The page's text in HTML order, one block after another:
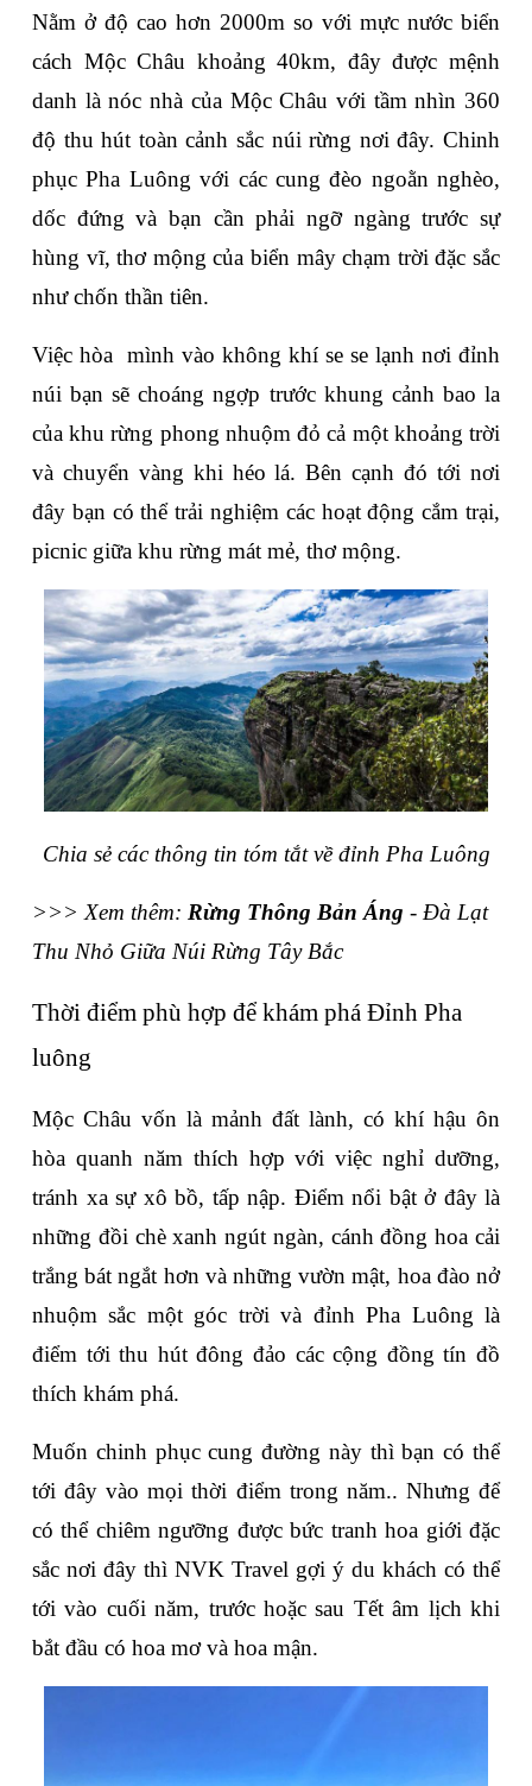
Nằm ở độ cao hơn 2000m so với mực nước biển
cách Mộc Châu khoảng 40km, đây được mệnh
danh là nóc nhà của Mộc Châu với tầm nhìn 360
độ thu hút toàn cảnh sắc núi rừng nơi đây. Chinh
phục Pha Luông với các cung đèo ngoằn nghèo,
dốc đứng và bạn cần phải ngỡ ngàng trước sự
hùng vĩ, thơ mộng của biển mây chạm trời đặc sắc
như chốn thần tiên.
Việc hòa  mình vào không khí se se lạnh nơi đỉnh
núi bạn sẽ choáng ngợp trước khung cảnh bao la
của khu rừng phong nhuộm đỏ cả một khoảng trời
và chuyển vàng khi héo lá. Bên cạnh đó tới nơi
đây bạn có thể trải nghiệm các hoạt động cắm trại,
picnic giữa khu rừng mát mẻ, thơ mộng.
Chia sẻ các thông tin tóm tắt về đỉnh Pha Luông
>>> Xem thêm: Rừng Thông Bản Áng - Đà Lạt
Thu Nhỏ Giữa Núi Rừng Tây Bắc
Thời điểm phù hợp để khám phá Đỉnh Pha
luông
Mộc Châu vốn là mảnh đất lành, có khí hậu ôn
hòa quanh năm thích hợp với việc nghỉ dưỡng,
tránh xa sự xô bồ, tấp nập. Điểm nổi bật ở đây là
những đồi chè xanh ngút ngàn, cánh đồng hoa cải
trắng bát ngắt hơn và những vườn mật, hoa đào nở
nhuộm sắc một góc trời và đỉnh Pha Luông là
điểm tới thu hút đông đảo các cộng đồng tín đồ
thích khám phá.
Muốn chinh phục cung đường này thì bạn có thể
tới đây vào mọi thời điểm trong năm.. Nhưng để
có thể chiêm ngưỡng được bức tranh hoa giới đặc
sắc nơi đây thì NVK Travel gợi ý du khách có thể
tới vào cuối năm, trước hoặc sau Tết âm lịch khi
bắt đầu có hoa mơ và hoa mận.